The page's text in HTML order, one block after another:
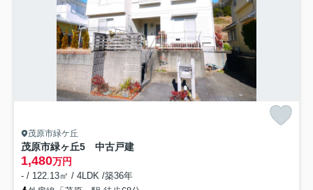
茂原市緑ケ丘
茂原市緑ヶ丘5 中古戸建
1,480万円
- / 122.13㎡ / 4LDK /築36年